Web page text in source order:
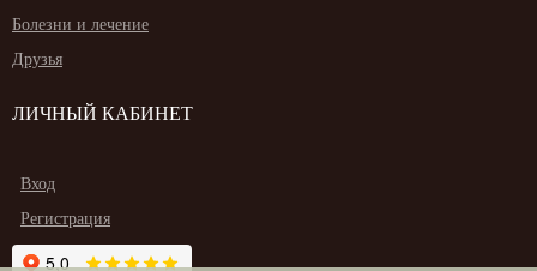
Болезни и лечение
Друзья
ЛИЧНЫЙ КАБИНЕТ
Вход
Регистрация